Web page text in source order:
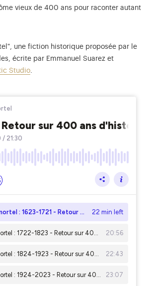
vieux de 400 ans pour raconter autant
une fiction historique proposée par le
écrite par Emmanuel Suarez et
Studio